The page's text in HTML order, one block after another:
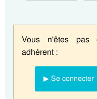
Vous n'êtes pas
adhérent :
▶ Se connecter